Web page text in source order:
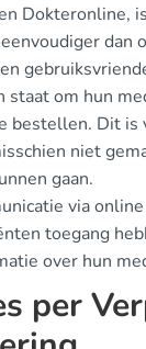
Dokteronline,
dan
om hun
bestellen. Dit is
niet
gaan.
via
toegang
over hun
per